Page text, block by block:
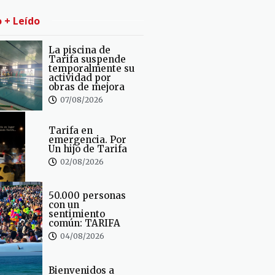
+ Leído
La piscina de
Tarifa suspende
temporalmente su
actividad por
obras de mejora
07/08/2026
Tarifa en
emergencia. Por
Un hijo de Tarifa
02/08/2026
50.000 personas
con un
sentimiento
común: TARIFA
04/08/2026
Bienvenidos a